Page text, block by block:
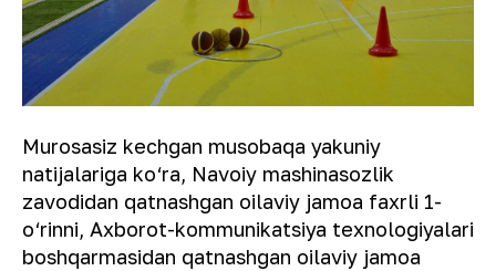
Murosasiz kechgan musobaqa yakuniy
natijalariga ko‘ra, Navoiy mashinasozlik
zavodidan qatnashgan oilaviy jamoa faxrli 1-
o‘rinni, Axborot-kommunikatsiya texnologiyalari
boshqarmasidan qatnashgan oilaviy jamoa